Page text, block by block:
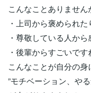
こんなことありません
・上司から褒められた
・尊敬している人か
・後輩からすごいで
こんなことが自分の
”モチベーション、や